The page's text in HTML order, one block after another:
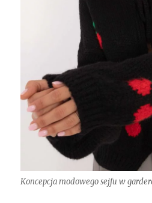
Koncepcja modowego sejfu w